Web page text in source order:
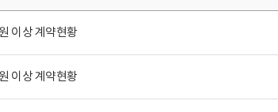
이상 계약현황
이상 계약현황